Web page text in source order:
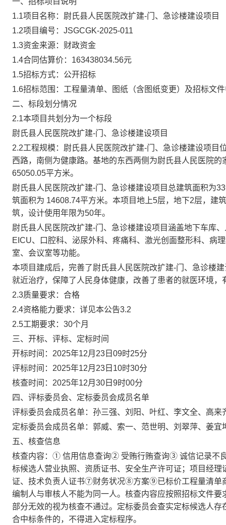
1.1项目名称：尉氏县人民医院改扩建-门、急诊楼建设项目
1.2项目编号： JSGCGK-2025-011
1.3资金来源：财政资金
1.4合同估算价： 163438034.56元
1.5招标方式：公开招标
1.6招标范围：工程量清单、图纸（含图纸变更）及招标文
二、标段划分情况
2.1本项目共划分为一个标段
尉氏县人民医院改扩建-门、急诊楼建设项目
2.2工程规模：尉氏县人民医院改扩建-门、急诊楼建设项目
西路，南侧为健康路。基地的东西两侧为尉氏县人民医院
65050.05平方米。
尉氏县人民医院改扩建-门、急诊楼建设项目总建筑面积为
筑面积为 14608.74平方米。本项目地上5层，地下2层，建
筑，设计使用年限为50年。
尉氏县人民医院改扩建-门、急诊楼建设项目涵盖地下车库
EICU、口腔科、泌尿外科、疼痛科、激光创面整形科、病
室、会议室等功能。
本项目建成后，完善了尉氏县人民医院改扩建-门、急诊楼
就近治疗，保障了人民身体健康，改善了患者的就医环境
2.3质量要求：合格
2.4资格能力要求：详见本公告3.2
2.5工期要求： 30个月
三、开标、评标、定标时间
开标时间： 2025年12月 23 日 09时25分
评标时间： 2025年12月 23 日 10时30分
核查时间： 2025年12月 30 日 9时00分
四、评标委员会、定标委员会成员名单
评标委员会成员名单：孙三强、刘阳、叶红、李文全、高来
定标委员会成员名单：郭威、索一、范世明、刘翠萍、姜宜
五、核查信息
核查内容：① 信用信息查询② 受贿行贿查询③ 诚信记录不
标候选人营业执照、资质证书、安全生产许可证；项目经
证、技术负责人证书⑦财务状况⑧方案⑨已标价工程量清单
编制人与审核人不能为同一人。核查内容应按照招标文件
部分无效的视为核查不通过。定标委员会查实定标候选人
合中标条件的，不得进入定标程序。